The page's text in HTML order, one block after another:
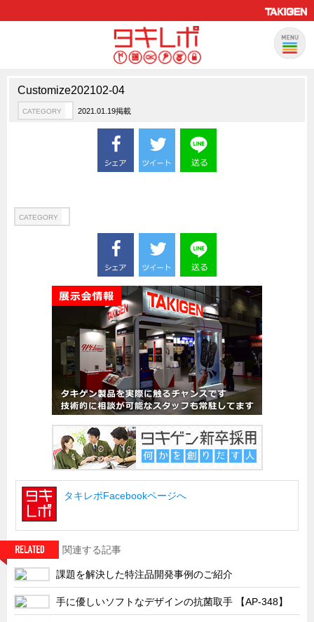
CATEGORY
新製品ロケットニュース
ハイセキュリティ錠前TAKシリーズ
CFRP（炭素繊維強化プラスチック）
ソリューション
船舶・港湾設備
試作・特注品の事例集
SDGs配慮・脱炭素
省力化製品
配電盤・分電盤・キュービクル
医療・福祉・介護関連
ロボット・自動化装置関連
二次電池関連
EV・PHEV充電器関連
再生可能エネルギー
農業関連
半導体製造装置関連
共同溝・無電柱化関連
Customize202102-04
CATEGORY 2021.01.19掲載
CATEGORY
タキレポFacebookページへ
関連する記事
課題を解決した特注品開発事例のご紹介
手に優しいソフトなデザインの抗菌取手 【AP-348】